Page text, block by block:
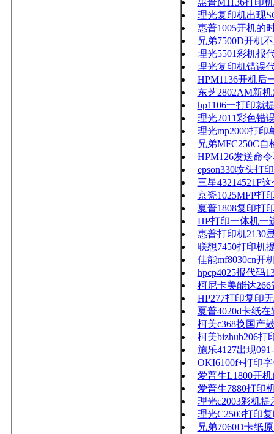
惠普M1136打印
理光复印机出现
惠普1005开机的
兄弟7500D开机
理光5501彩机报
理光复印机错误
HPM1136开机后
东芝2802AM新
hp1106一打印就
理光2011彩色错
理光mp2000打印
兄弟MFC250C自
HPM126发送命
epson330喷头打
三星43214521F
京瓷1025MFP打
夏普1808复印打
HP打印一体机一
惠普打印机2130
联想7450打印机
佳能mf8030cn开
hpcp4025报代码
柯尼卡美能达
HP277打印复印
夏普4020d卡纸在
柯美c368换国产
柯美bizhub206打
施乐4127出现
OKI6100f+打印
爱普生L1800开
爱普生7880打印
理光c2003彩机提
理光C2503打印
兄弟7060D卡纸